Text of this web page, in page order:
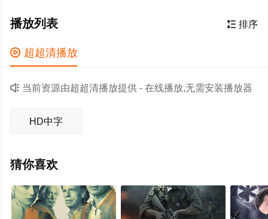
饰）破解了处刑人的杀人手法。因10年前波士顿血案，异
Flanery 饰）和墨菲（诺曼•瑞杜斯 Norman Reedus 饰），
随领袖父亲诺亚（比利•康诺利 Billy Connolly 饰）隐居在
爱尔兰的乡村。此案一出，两兄弟削发明志，重新出山。
Clifton Collins Jr. 饰）。后者凭借机灵的头脑、出众的拳
脚，战胜了人高马大的对手。虽然将对手置于死地有些残
美女特工都踏上征讨处刑人的危险之旅……
 排序
播放列表
 超超清播放
 当前资源由超超清播放提供 - 在线播放,无需安装播放器
HD中字
猜你喜欢